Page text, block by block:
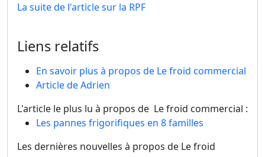
La suite de l'article sur la RPF
Liens relatifs
En savoir plus à propos de Le froid commercial
Article de Adrien
L'article le plus lu à propos de Le froid commercial :
Les pannes frigorifiques en 8 familles
Les dernières nouvelles à propos de Le froid